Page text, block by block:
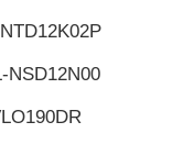
NSD12N00